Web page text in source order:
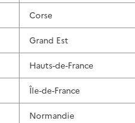
Corse
Grand Est
Hauts-de-France
Île-de-France
Normandie